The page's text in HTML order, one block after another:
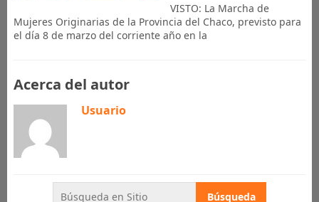
VISTO: La Marcha de
Mujeres Originarias de la Provincia del Chaco, previsto para
el día 8 de marzo del corriente año en la
Acerca del autor
Usuario